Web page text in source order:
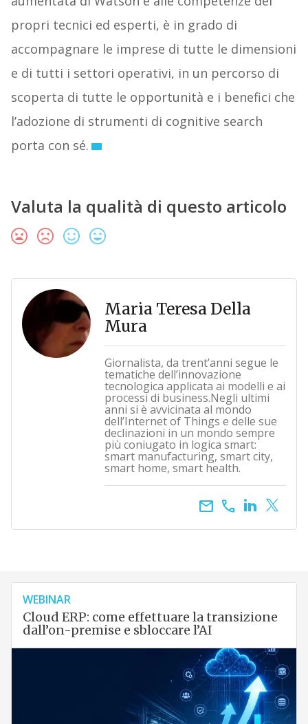
propri tecnici ed esperti, è in grado di
accompagnare le imprese di tutte le dimensioni
e di tutti i settori operativi, in un percorso di
scoperta di tutte le opportunità e i benefici che
l’adozione di strumenti di cognitive search
porta con sé.
Valuta la qualità di questo articolo
Maria Teresa Della
Mura
Giornalista, da trent’anni segue le
tematiche dell’innovazione
tecnologica applicata ai modelli e ai
processi di business.Negli ultimi
anni si è avvicinata al mondo
dell’Internet of Things e delle sue
declinazioni in un mondo sempre
più coniugato in logica smart:
smart manufacturing, smart city,
smart home, smart health.
call
email
WEBINAR
Cloud ERP: come effettuare la transizione
dall’on-premise e sbloccare l’AI